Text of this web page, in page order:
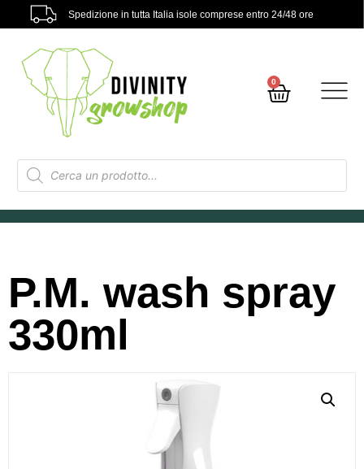
Spedizione in tutta Italia isole comprese entro 24/48 ore
0
P.M. wash spray
330ml